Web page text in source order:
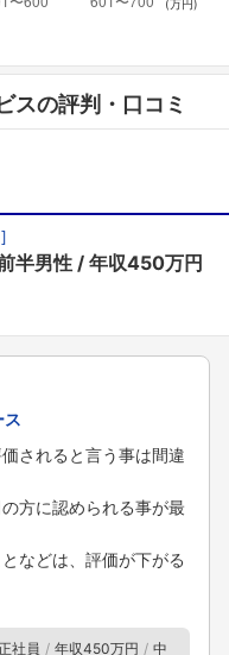
(万円)
スの評判・口コミ
]
半男性
年収450万円
ス
されると言う事は間違
方に認められる事が最
などは、評価が下がる
社員 年収450万円
中